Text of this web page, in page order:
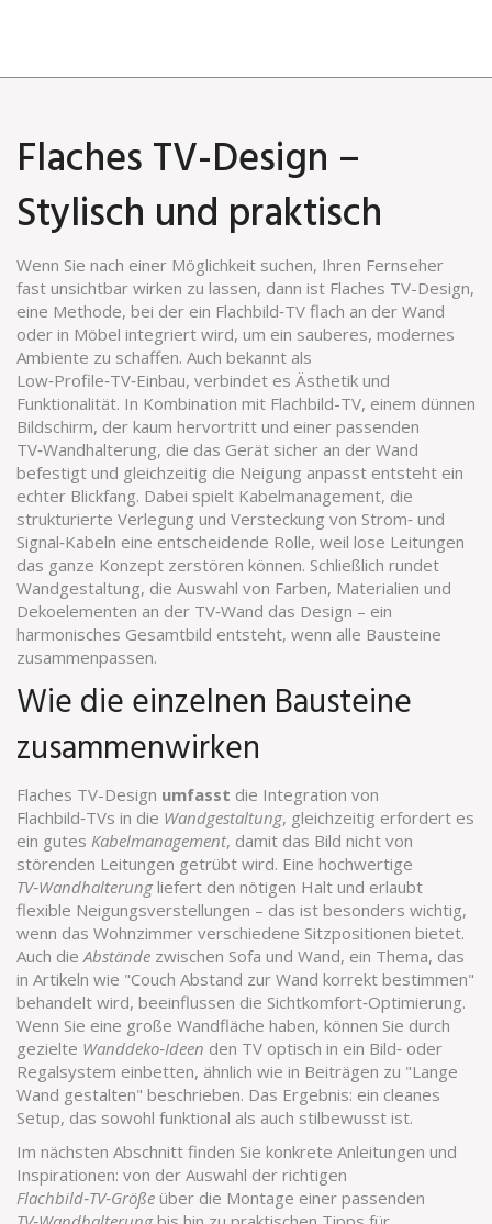
Flaches TV-Design –
Stylisch und praktisch
Wenn Sie nach einer Möglichkeit suchen, Ihren Fernseher
fast unsichtbar wirken zu lassen, dann ist Flaches TV-Design,
eine Methode, bei der ein Flachbild‑TV flach an der Wand
oder in Möbel integriert wird, um ein sauberes, modernes
Ambiente zu schaffen. Auch bekannt als
Low‑Profile‑TV‑Einbau, verbindet es Ästhetik und
Funktionalität. In Kombination mit Flachbild-TV, einem dünnen
Bildschirm, der kaum hervortritt und einer passenden
TV‑Wandhalterung, die das Gerät sicher an der Wand
befestigt und gleichzeitig die Neigung anpasst entsteht ein
echter Blickfang. Dabei spielt Kabelmanagement, die
strukturierte Verlegung und Versteckung von Strom‑ und
Signal‑Kabeln eine entscheidende Rolle, weil lose Leitungen
das ganze Konzept zerstören können. Schließlich rundet
Wandgestaltung, die Auswahl von Farben, Materialien und
Dekoelementen an der TV‑Wand das Design – ein
harmonisches Gesamtbild entsteht, wenn alle Bausteine
zusammenpassen.
Wie die einzelnen Bausteine
zusammenwirken
Flaches TV-Design umfasst die Integration von
Flachbild‑TVs in die Wandgestaltung, gleichzeitig erfordert es
ein gutes Kabelmanagement, damit das Bild nicht von
störenden Leitungen getrübt wird. Eine hochwertige
TV‑Wandhalterung liefert den nötigen Halt und erlaubt
flexible Neigungsverstellungen – das ist besonders wichtig,
wenn das Wohnzimmer verschiedene Sitzpositionen bietet.
Auch dieAbstände zwischen Sofa und Wand, ein Thema, das
in Artikeln wie "Couch Abstand zur Wand korrekt bestimmen"
behandelt wird, beeinflussen die Sichtkomfort‑Optimierung.
Wenn Sie eine große Wandfläche haben, können Sie durch
gezielte Wanddeko‑Ideen den TV optisch in ein Bild‑ oder
Regalsystem einbetten, ähnlich wie in Beiträgen zu "Lange
Wand gestalten" beschrieben. Das Ergebnis: ein cleanes
Setup, das sowohl funktional als auch stilbewusst ist.
Im nächsten Abschnitt finden Sie konkrete Anleitungen und
Inspirationen: von der Auswahl der richtigen
Flachbild‑TV‑Größe über die Montage einer passenden